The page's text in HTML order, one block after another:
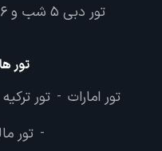
تور دبی 5 شب و 6 روز
تور
تور امارات - تور ترکیه
- تور